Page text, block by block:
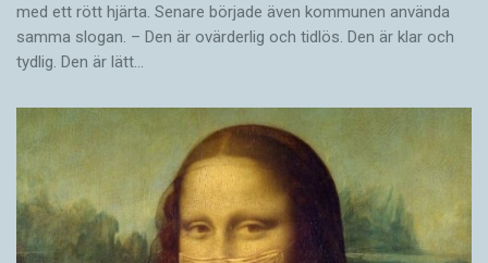
med ett rött hjärta. Senare började även kommunen använda
samma slogan. – Den är ovärderlig och tidlös. Den är klar och
tydlig. Den är lätt…